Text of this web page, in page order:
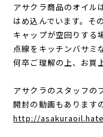
アサクラ商品のオイル
はめ込んでいます。そ
キャップが空回りする
点線をキッチンバサミ
何卒ご理解の上、お買
アサクラのスタッフの
開封の動画もあります
http://